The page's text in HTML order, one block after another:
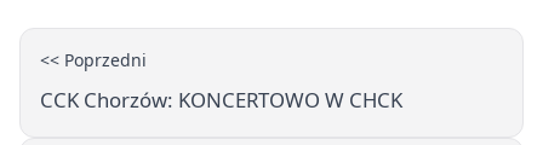
<< Poprzedni
CCK Chorzów: KONCERTOWO W CHCK